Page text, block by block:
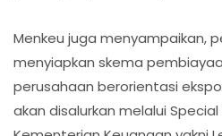
Menkeu juga menyampaikan,
menyiapkan skema
perusahaan berorientasi
akan disalurkan melalui Special